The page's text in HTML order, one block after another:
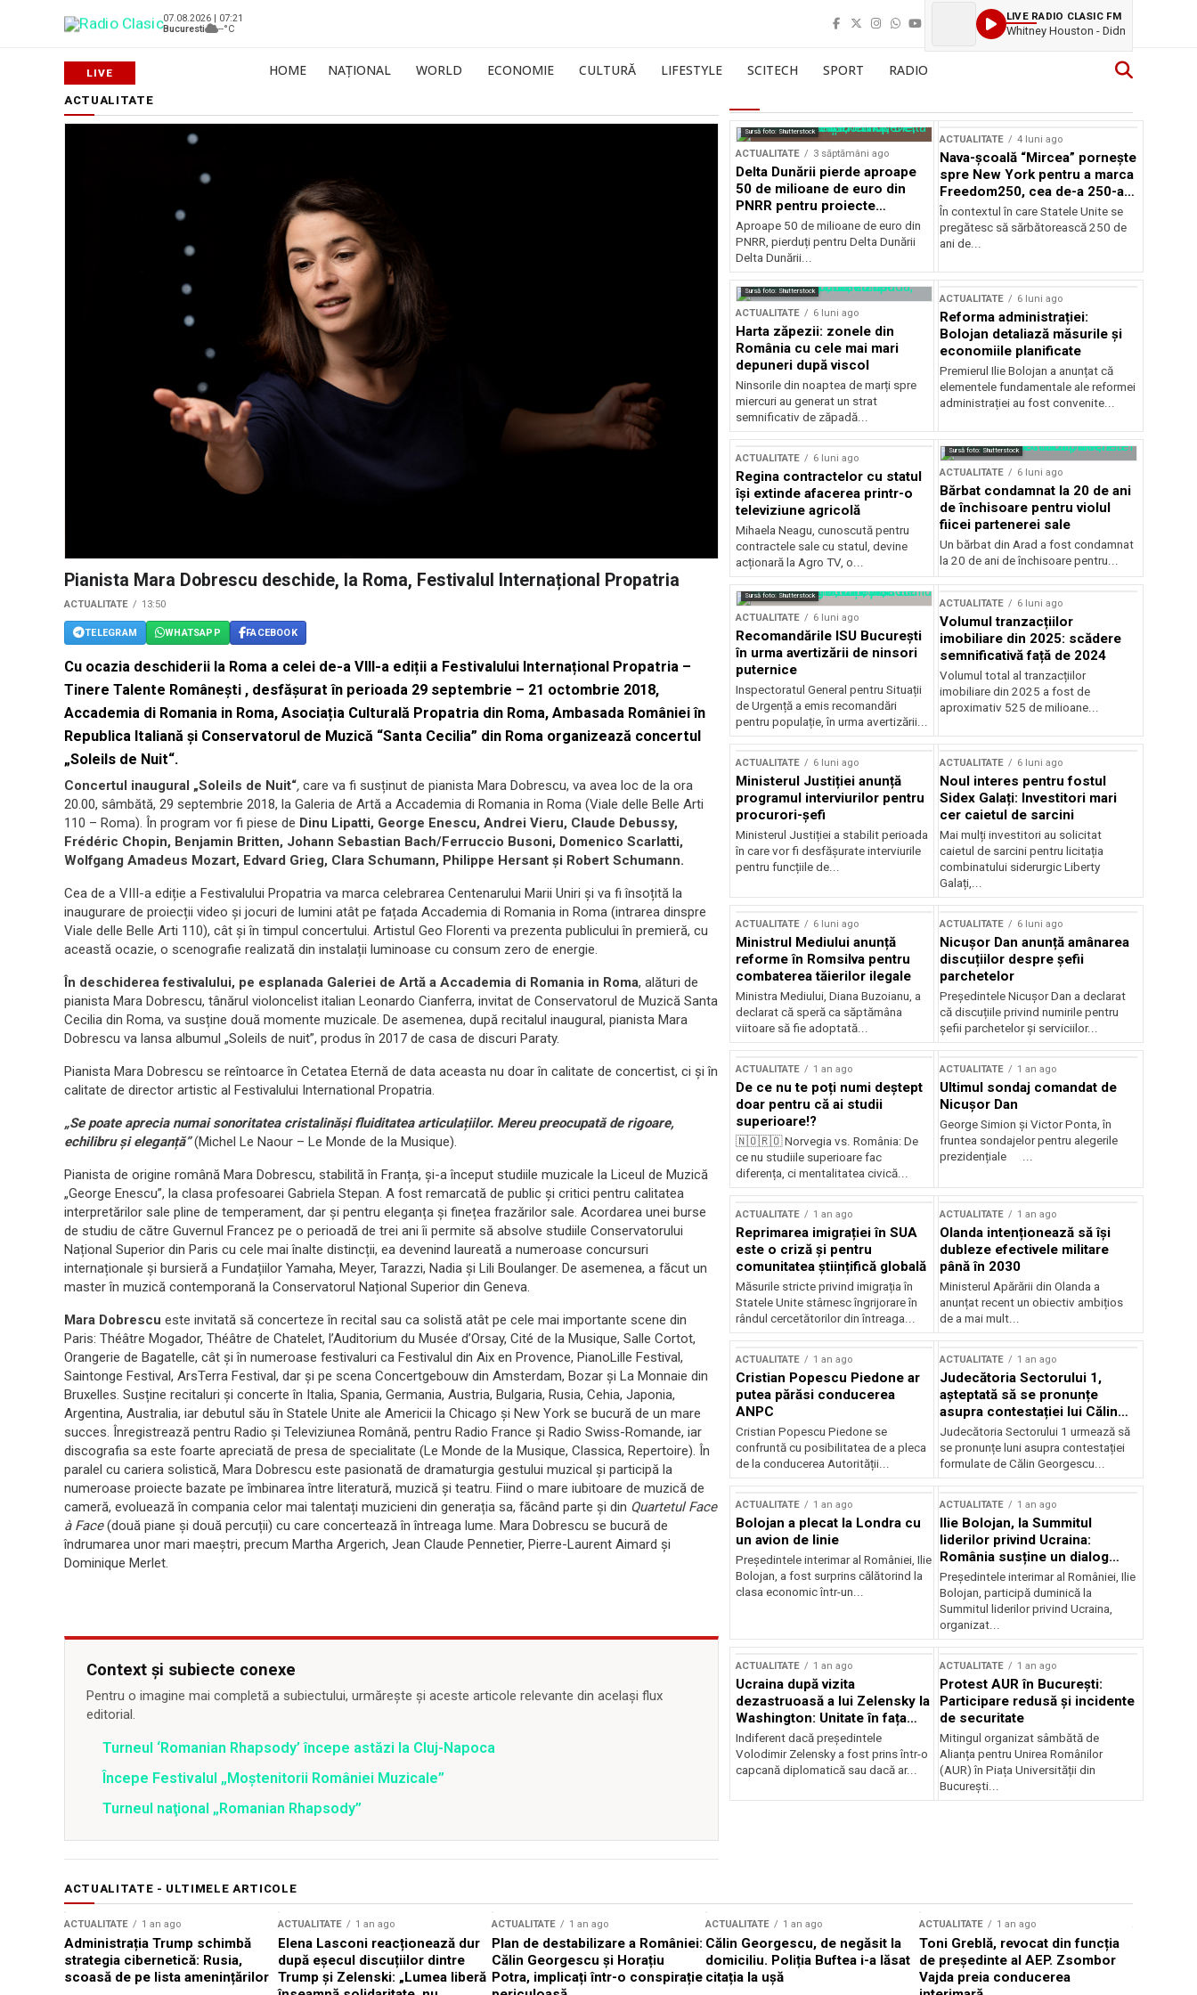
07.08.2026 | 07:21
Bucuresti
--°C
LIVE RADIO CLASIC FM
Whitney Houston - Didn
HOME NAȚIONAL WORLD ECONOMIE CULTURĂ LIFESTYLE SCITECH SPORT RADIO
ACTUALITATE
Pianista Mara Dobrescu deschide, la Roma, Festivalul Internațional Propatria
ACTUALITATE 13:50
TELEGRAM WHATSAPP FACEBOOK
Cu ocazia deschiderii la Roma a celei de-a VIII-a ediții a Festivalului Internațional Propatria –
Tinere Talente Românești , desfășurat în perioada 29 septembrie – 21 octombrie 2018,
Accademia di Romania in Roma, Asociația Culturală Propatria din Roma, Ambasada României în
Republica Italiană și Conservatorul de Muzică “Santa Cecilia” din Roma organizează concertul
„Soleils de Nuit“.
Concertul inaugural „Soleils de Nuit“, care va fi susținut de pianista Mara Dobrescu, va avea loc de la ora
20.00, sâmbătă, 29 septembrie 2018, la Galeria de Artă a Accademia di Romania in Roma (Viale delle Belle Arti
110 – Roma). În program vor fi piese de Dinu Lipatti, George Enescu, Andrei Vieru, Claude Debussy,
Frédéric Chopin, Benjamin Britten, Johann Sebastian Bach/Ferruccio Busoni, Domenico Scarlatti,
Wolfgang Amadeus Mozart, Edvard Grieg, Clara Schumann, Philippe Hersant și Robert Schumann.
Cea de a VIII-a ediție a Festivalului Propatria va marca celebrarea Centenarului Marii Uniri și va fi însoțită la
inaugurare de proiecții video și jocuri de lumini atât pe fațada Accademia di Romania in Roma (intrarea dinspre
Viale delle Belle Arti 110), cât și în timpul concertului. Artistul Geo Florenti va prezenta publicului în premieră, cu
această ocazie, o scenografie realizată din instalații luminoase cu consum zero de energie.
În deschiderea festivalului, pe esplanada Galeriei de Artă a Accademia di Romania in Roma, alături de
pianista Mara Dobrescu, tânărul violoncelist italian Leonardo Cianferra, invitat de Conservatorul de Muzică Santa
Cecilia din Roma, va susține două momente muzicale. De asemenea, după recitalul inaugural, pianista Mara
Dobrescu va lansa albumul „Soleils de nuit”, produs în 2017 de casa de discuri Paraty.
Pianista Mara Dobrescu se reîntoarce în Cetatea Eternă de data aceasta nu doar în calitate de concertist, ci și în
calitate de director artistic al Festivalului International Propatria.
„Se poate aprecia numai sonoritatea cristalinăși fluiditatea articulațiilor. Mereu preocupată de rigoare,
echilibru și eleganță”(Michel Le Naour – Le Monde de la Musique).
Pianista de origine română Mara Dobrescu, stabilită în Franța, și-a început studiile muzicale la Liceul de Muzică
„George Enescu”, la clasa profesoarei Gabriela Stepan. A fost remarcată de public și critici pentru calitatea
interpretărilor sale pline de temperament, dar și pentru eleganța și finețea frazărilor sale. Acordarea unei burse
de studiu de către Guvernul Francez pe o perioadă de trei ani îi permite să absolve studiile Conservatorului
Național Superior din Paris cu cele mai înalte distincții, ea devenind laureată a numeroase concursuri
internaționale și bursieră a Fundațiilor Yamaha, Meyer, Tarazzi, Nadia și Lili Boulanger. De asemenea, a făcut un
master în muzică contemporană la Conservatorul Național Superior din Geneva.
Mara Dobrescu este invitată să concerteze în recital sau ca solistă atât pe cele mai importante scene din
Paris: Théâtre Mogador, Théâtre de Chatelet, l’Auditorium du Musée d’Orsay, Cité de la Musique, Salle Cortot,
Orangerie de Bagatelle, cât și în numeroase festivaluri ca Festivalul din Aix en Provence, PianoLille Festival,
Saintonge Festival, ArsTerra Festival, dar și pe scena Concertgebouw din Amsterdam, Bozar și La Monnaie din
Bruxelles. Susține recitaluri și concerte în Italia, Spania, Germania, Austria, Bulgaria, Rusia, Cehia, Japonia,
Argentina, Australia, iar debutul său în Statele Unite ale Americii la Chicago și New York se bucură de un mare
succes. Înregistrează pentru Radio și Televiziunea Română, pentru Radio France și Radio Swiss-Romande, iar
discografia sa este foarte apreciată de presa de specialitate (Le Monde de la Musique, Classica, Repertoire). În
paralel cu cariera solistică, Mara Dobrescu este pasionată de dramaturgia gestului muzical și participă la
numeroase proiecte bazate pe îmbinarea între literatură, muzică și teatru. Fiind o mare iubitoare de muzică de
cameră, evoluează în compania celor mai talentați muzicieni din generația sa, făcând parte și din Quartetul Face
à Face(două piane și două percuții) cu care concertează în întreaga lume. Mara Dobrescu se bucură de
îndrumarea unor mari maeștri, precum Martha Argerich, Jean Claude Pennetier, Pierre-Laurent Aimard și
Dominique Merlet.
Context și subiecte conexe
Pentru o imagine mai completă a subiectului, urmărește și aceste articole relevante din același flux
editorial.
Turneul ‘Romanian Rhapsody’ începe astăzi la Cluj-Napoca
Începe Festivalul „Moștenitorii României Muzicale”
Turneul naţional „Romanian Rhapsody”
Sursă foto: Shutterstock
ACTUALITATE 3 săptămâni ago
Delta Dunării pierde aproape
50 de milioane de euro din
PNRR pentru proiecte
esențiale
Aproape 50 de milioane de euro din
PNRR, pierduți pentru Delta Dunării
Delta Dunării...
ACTUALITATE 4 luni ago
Nava-școală “Mircea” pornește
spre New York pentru a marca
Freedom250, cea de-a 250-a
aniversare a Statelor Unite
În contextul în care Statele Unite se
pregătesc să sărbătorească 250 de
ani de...
Sursă foto: Shutterstock
ACTUALITATE 6 luni ago
Harta zăpezii: zonele din
România cu cele mai mari
depuneri după viscol
Ninsorile din noaptea de marți spre
miercuri au generat un strat
semnificativ de zăpadă...
ACTUALITATE 6 luni ago
Reforma administrației:
Bolojan detaliază măsurile și
economiile planificate
Premierul Ilie Bolojan a anunțat că
elementele fundamentale ale reformei
administrației au fost convenite...
ACTUALITATE 6 luni ago
Regina contractelor cu statul
își extinde afacerea printr-o
televiziune agricolă
Mihaela Neagu, cunoscută pentru
contractele sale cu statul, devine
acționară la Agro TV, o...
Sursă foto: Shutterstock
ACTUALITATE 6 luni ago
Bărbat condamnat la 20 de ani
de închisoare pentru violul
fiicei partenerei sale
Un bărbat din Arad a fost condamnat
la 20 de ani de închisoare pentru...
Sursă foto: Shutterstock
ACTUALITATE 6 luni ago
Recomandările ISU București
în urma avertizării de ninsori
puternice
Inspectoratul General pentru Situații
de Urgență a emis recomandări
pentru populație, în urma avertizării...
ACTUALITATE 6 luni ago
Volumul tranzacțiilor
imobiliare din 2025: scădere
semnificativă față de 2024
Volumul total al tranzacțiilor
imobiliare din 2025 a fost de
aproximativ 525 de milioane...
ACTUALITATE 6 luni ago
Ministerul Justiției anunță
programul interviurilor pentru
procurori-șefi
Ministerul Justiției a stabilit perioada
în care vor fi desfășurate interviurile
pentru funcțiile de...
ACTUALITATE 6 luni ago
Noul interes pentru fostul
Sidex Galați: Investitori mari
cer caietul de sarcini
Mai mulți investitori au solicitat
caietul de sarcini pentru licitația
combinatului siderurgic Liberty
Galați,...
ACTUALITATE 6 luni ago
Ministrul Mediului anunță
reforme în Romsilva pentru
combaterea tăierilor ilegale
Ministra Mediului, Diana Buzoianu, a
declarat că speră ca săptămâna
viitoare să fie adoptată...
ACTUALITATE 6 luni ago
Nicușor Dan anunță amânarea
discuțiilor despre șefii
parchetelor
Președintele Nicușor Dan a declarat
că discuțiile privind numirile pentru
șefii parchetelor și serviciilor...
ACTUALITATE 1 an ago
De ce nu te poți numi deștept
doar pentru că ai studii
superioare!?
🇳🇴🇷🇴 Norvegia vs. România: De
ce nu studiile superioare fac
diferența, ci mentalitatea civică...
ACTUALITATE 1 an ago
Ultimul sondaj comandat de
Nicușor Dan
George Simion și Victor Ponta, în
fruntea sondajelor pentru alegerile
prezidențiale ...
ACTUALITATE 1 an ago
Reprimarea imigrației în SUA
este o criză și pentru
comunitatea științifică globală
Măsurile stricte privind imigrația în
Statele Unite stârnesc îngrijorare în
rândul cercetătorilor din întreaga...
ACTUALITATE 1 an ago
Olanda intenționează să își
dubleze efectivele militare
până în 2030
Ministerul Apărării din Olanda a
anunțat recent un obiectiv ambițios
de a mai mult...
ACTUALITATE 1 an ago
Cristian Popescu Piedone ar
putea părăsi conducerea
ANPC
Cristian Popescu Piedone se
confruntă cu posibilitatea de a pleca
de la conducerea Autorității...
ACTUALITATE 1 an ago
Judecătoria Sectorului 1,
așteptată să se pronunțe
asupra contestației lui Călin
Georgescu privind controlul
judiciar
Judecătoria Sectorului 1 urmează să
se pronunțe luni asupra contestației
formulate de Călin Georgescu...
ACTUALITATE 1 an ago
Bolojan a plecat la Londra cu
un avion de linie
Președintele interimar al României, Ilie
Bolojan, a fost surprins călătorind la
clasa economic într-un...
ACTUALITATE 1 an ago
Ilie Bolojan, la Summitul
liderilor privind Ucraina:
România susține un dialog
transatlantic pentru securitate
și stabilitate
Președintele interimar al României, Ilie
Bolojan, participă duminică la
Summitul liderilor privind Ucraina,
organizat...
ACTUALITATE 1 an ago
Ucraina după vizita
dezastruoasă a lui Zelensky la
Washington: Unitate în fața
incertitudinii
Indiferent dacă președintele
Volodimir Zelensky a fost prins într-o
capcană diplomatică sau dacă ar...
ACTUALITATE 1 an ago
Protest AUR în București:
Participare redusă și incidente
de securitate
Mitingul organizat sâmbătă de
Alianța pentru Unirea Românilor
(AUR) în Piața Universității din
București...
ACTUALITATE - ULTIMELE ARTICOLE
ACTUALITATE 1 an ago
Administrația Trump schimbă
strategia cibernetică: Rusia,
scoasă de pe lista amenințărilor
ACTUALITATE 1 an ago
Elena Lasconi reacționează dur
după eșecul discuțiilor dintre
Trump și Zelenski: „Lumea liberă
ACTUALITATE 1 an ago
Plan de destabilizare a României:
Călin Georgescu și Horațiu
Potra, implicați într-o conspirație
ACTUALITATE 1 an ago
Călin Georgescu, de negăsit la
domiciliu. Poliția Buftea i-a lăsat
citația la ușă
ACTUALITATE 1 an ago
Toni Greblă, revocat din funcția
de președinte al AEP. Zsombor
Vajda preia conducerea